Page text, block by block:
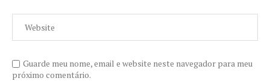
Guarde meu nome, email e website neste navegador para meu
próximo comentário.